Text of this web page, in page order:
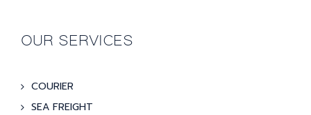
OUR SERVICES
COURIER
SEA FREIGHT